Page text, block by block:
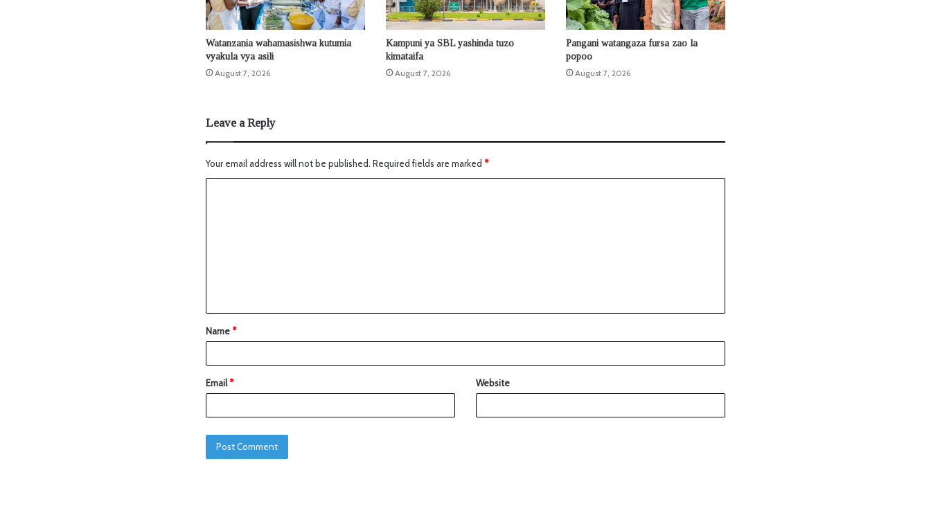
Watanzania wahamasishwa kutumia
vyakula vya asili
August 7, 2026
Kampuni ya SBL yashinda tuzo
kimataifa
August 7, 2026
Pangani watangaza fursa zao la
popoo
August 7, 2026
Leave a Reply
Your email address will not be published. Required fields are marked *
Name*
Email* Website